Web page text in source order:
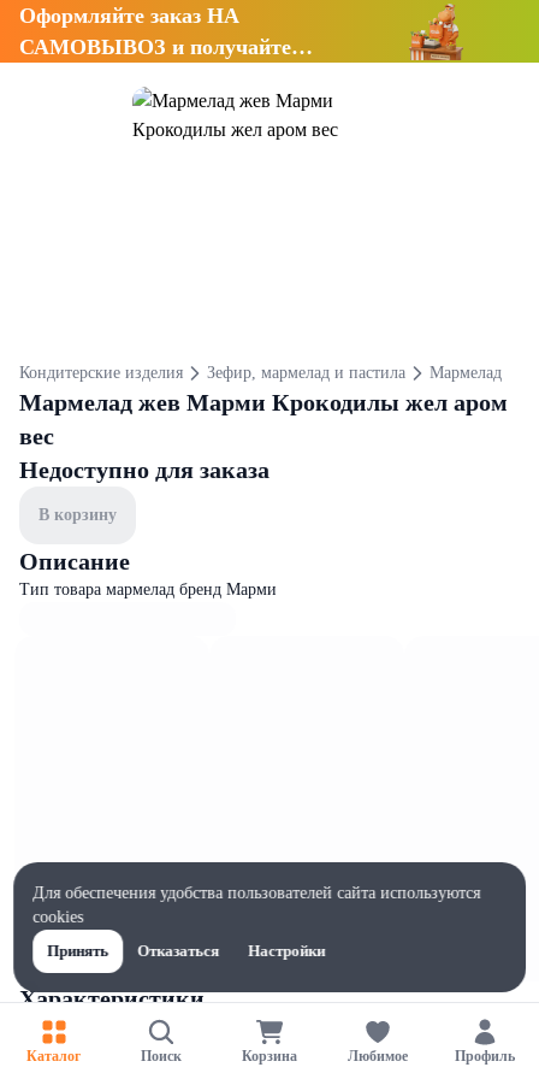
Оформляйте заказ НА
САМОВЫВОЗ и получайте
Кондитерские изделия Зефир, мармелад и пастила Мармелад
Мармелад жев Марми Крокодилы жел аром
вес
Недоступно для заказа
В корзину
Описание
Тип товара мармелад бренд Марми
Характеристики
Ширина, мм
190
Каталог Поиск Корзина Любимое Профиль
Для обеспечения удобства пользователей сайта используются
cookies
Принять
Отказаться Настройки